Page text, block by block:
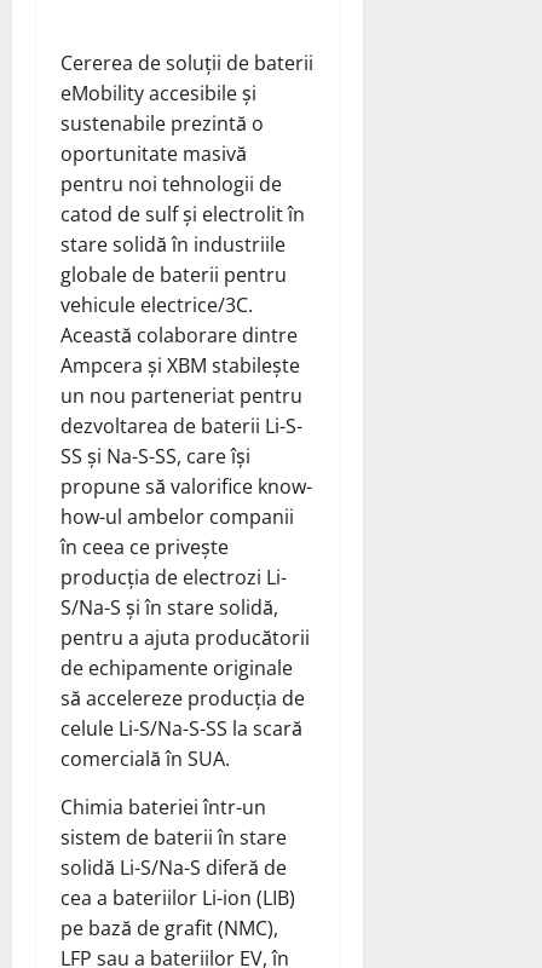
Cererea de soluții de baterii
eMobility accesibile și
sustenabile prezintă o
oportunitate masivă
pentru noi tehnologii de
catod de sulf și electrolit în
stare solidă în industriile
globale de baterii pentru
vehicule electrice/3C.
Această colaborare dintre
Ampcera și XBM stabilește
un nou parteneriat pentru
dezvoltarea de baterii Li-S-
SS și Na-S-SS, care își
propune să valorifice know-
how-ul ambelor companii
în ceea ce privește
producția de electrozi Li-
S/Na-S și în stare solidă,
pentru a ajuta producătorii
de echipamente originale
să accelereze producția de
celule Li-S/Na-S-SS la scară
comercială în SUA.
Chimia bateriei într-un
sistem de baterii în stare
solidă Li-S/Na-S diferă de
cea a bateriilor Li-ion (LIB)
pe bază de grafit (NMC),
LFP sau a bateriilor EV, în